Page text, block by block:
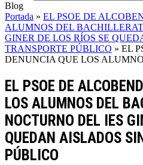
Blog
Portada » EL PSOE DE
ALUMNOS DEL
GINER DE LOS RÍOS SE
TRANSPORTE PÚBLICO » EL
DENUNCIA QUE LOS
EL PSOE DE
LOS ALUMNOS DEL
NOCTURNO DEL IES
QUEDAN AISLADOS
PÚBLICO